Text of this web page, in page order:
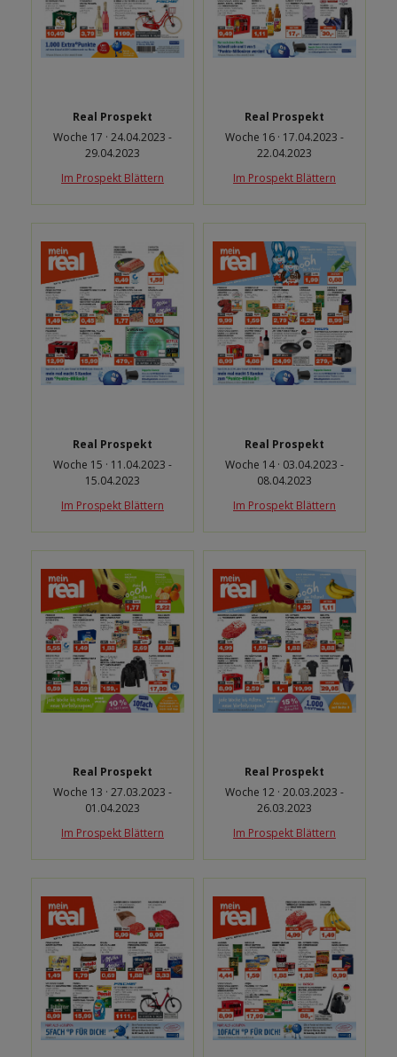
Real Prospekt
Woche 17 · 24.04.2023 -
29.04.2023
Im Prospekt Blättern
Real Prospekt
Woche 16 · 17.04.2023 -
22.04.2023
Im Prospekt Blättern
Real Prospekt
Woche 15 · 11.04.2023 -
15.04.2023
Im Prospekt Blättern
Real Prospekt
Woche 14 · 03.04.2023 -
08.04.2023
Im Prospekt Blättern
Real Prospekt
Woche 13 · 27.03.2023 -
01.04.2023
Im Prospekt Blättern
Real Prospekt
Woche 12 · 20.03.2023 -
26.03.2023
Im Prospekt Blättern